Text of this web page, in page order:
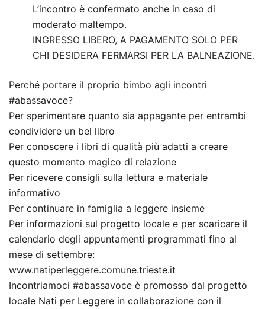
L’incontro è confermato anche in caso di
moderato maltempo.
INGRESSO LIBERO, A PAGAMENTO SOLO PER
CHI DESIDERA FERMARSI PER LA BALNEAZIONE.
Perché portare il proprio bimbo agli incontri
#abassavoce?
Per sperimentare quanto sia appagante per entrambi
condividere un bel libro
Per conoscere i libri di qualità più adatti a creare
questo momento magico di relazione
Per ricevere consigli sulla lettura e materiale
informativo
Per continuare in famiglia a leggere insieme
Per informazioni sul progetto locale e per scaricare il
calendario degli appuntamenti programmati fino al
mese di settembre:
www.natiperleggere.comune.trieste.it
Incontriamoci #abassavoce è promosso dal progetto
locale Nati per Leggere in collaborazione con il